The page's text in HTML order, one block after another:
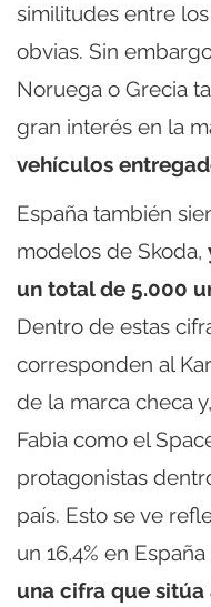
similitudes entre
obvias. Sin
Noruega o Grecia
gran interés en la
vehículos
España también
modelos de Skoda,
un total de 5.000
Dentro de estas
corresponden al
de la marca checa
Fabia como el
protagonistas
país. Esto se ve
un 16,4% en
una cifra que